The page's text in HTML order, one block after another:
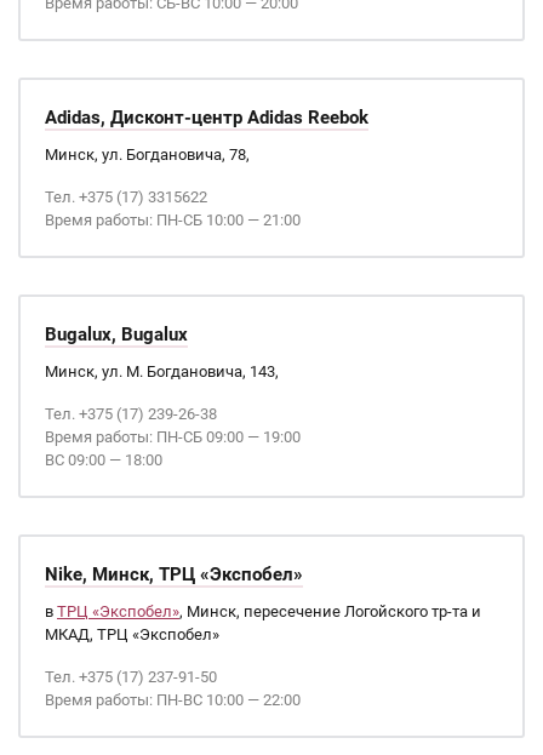
Adidas, Дисконт-центр Adidas Reebok
Минск, ул. Богдановича, 78,
Тел. +375 (17) 3315622
Время работы: ПН-СБ 10:00 — 21:00
Bugalux, Bugalux
Минск, ул. М. Богдановича, 143,
Тел. +375 (17) 239-26-38
Время работы: ПН-СБ 09:00 — 19:00
ВС 09:00 — 18:00
Nike, Минск, ТРЦ «Экспобел»
в ТРЦ «Экспобел», Минск, пересечение Логойского тр-та и
МКАД, ТРЦ «Экспобел»
Тел. +375 (17) 237-91-50
Время работы: ПН-ВС 10:00 — 22:00